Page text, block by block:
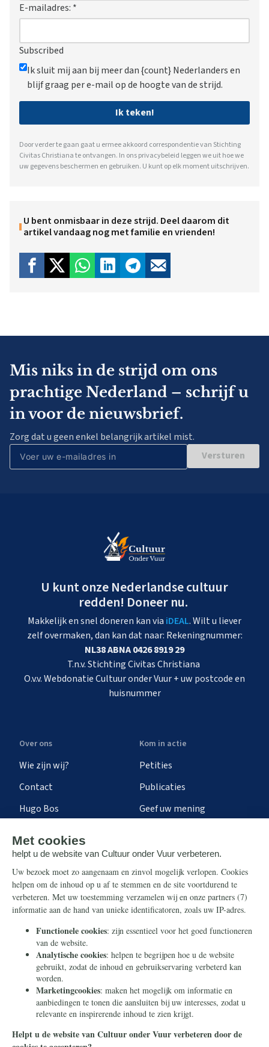
E-mailadres: *
Subscribed
Ik sluit mij aan bij meer dan {count} Nederlanders en
blijf graag per e-mail op de hoogte van de strijd.
Ik teken!
Door verder te gaan gaat u ermee akkoord correspondentie van Stichting
Civitas Christiana te ontvangen. In onsprivacybeleid leggen we uit hoe we
uw gegevens beschermen en gebruiken. U kunt op elk moment uitschrijven.
U bent onmisbaar in deze strijd. Deel daarom dit
artikel vandaag nog met familie en vrienden!
Mis niks in de strijd om ons
prachtige Nederland – schrijf u
in voor de nieuwsbrief.
Zorg dat u geen enkel belangrijk artikel mist.
Versturen
U kunt onze Nederlandse cultuur
redden! Doneer nu.
Makkelijk en snel doneren kan via iDEAL. Wilt u liever
zelf overmaken, dan kan dat naar: Rekeningnummer:
NL38 ABNA 0426 8919 29
T.n.v. Stichting Civitas Christiana
O.v.v. Webdonatie Cultuur onder Vuur + uw postcode en
huisnummer
Over ons
Wie zijn wij?
Contact
Hugo Bos
Kom in actie
Petities
Publicaties
Geef uw mening
Steun ons
Nieuwsbrief
Eenmalig
Maandelijks
Periodiek
Nalaten
Zelf overschrijven
Info
Contact
Ontvang onze Telegram-
berichten